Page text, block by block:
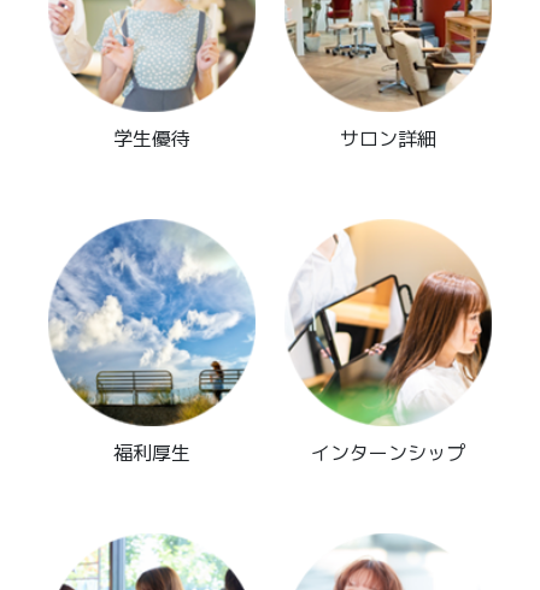
学生優待 サロン詳細
福利厚生 インターンシップ